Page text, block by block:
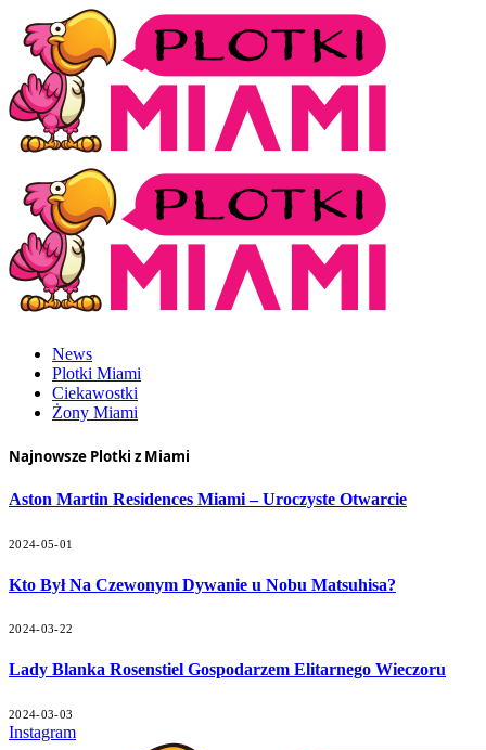
News
Plotki Miami
Ciekawostki
Żony Miami
Najnowsze Plotki z Miami
Aston Martin Residences Miami – Uroczyste Otwarcie
2024-05-01
Kto Był Na Czewonym Dywanie u Nobu Matsuhisa?
2024-03-22
Lady Blanka Rosenstiel Gospodarzem Elitarnego Wieczoru
2024-03-03
Instagram